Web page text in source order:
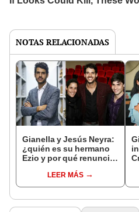
NOTAS RELACIONADAS
Gianella y Jesús Neyra:
¿quién es su hermano
Ezio y por qué renunció
LEER MÁS